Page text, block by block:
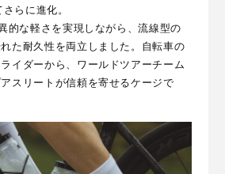
らに進化。
的な軽さを実現しながら、流線型の
た耐久性を両立しました。自転車の
イダーから、ワールドツアーチーム
スリートが信頼を寄せるケージで